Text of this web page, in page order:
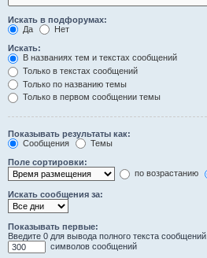
Искать в подфорумах:
Да
Нет
Искать:
В названиях тем и текстах сообщений
Только в текстах сообщений
Только по названию темы
Только в первом сообщении темы
Показывать результаты как:
Сообщения
Темы
Поле сортировки:
по возрастанию
Искать сообщения за:
Показывать первые:
Введите 0 для вывода полного текста сообщений.
символов сообщений